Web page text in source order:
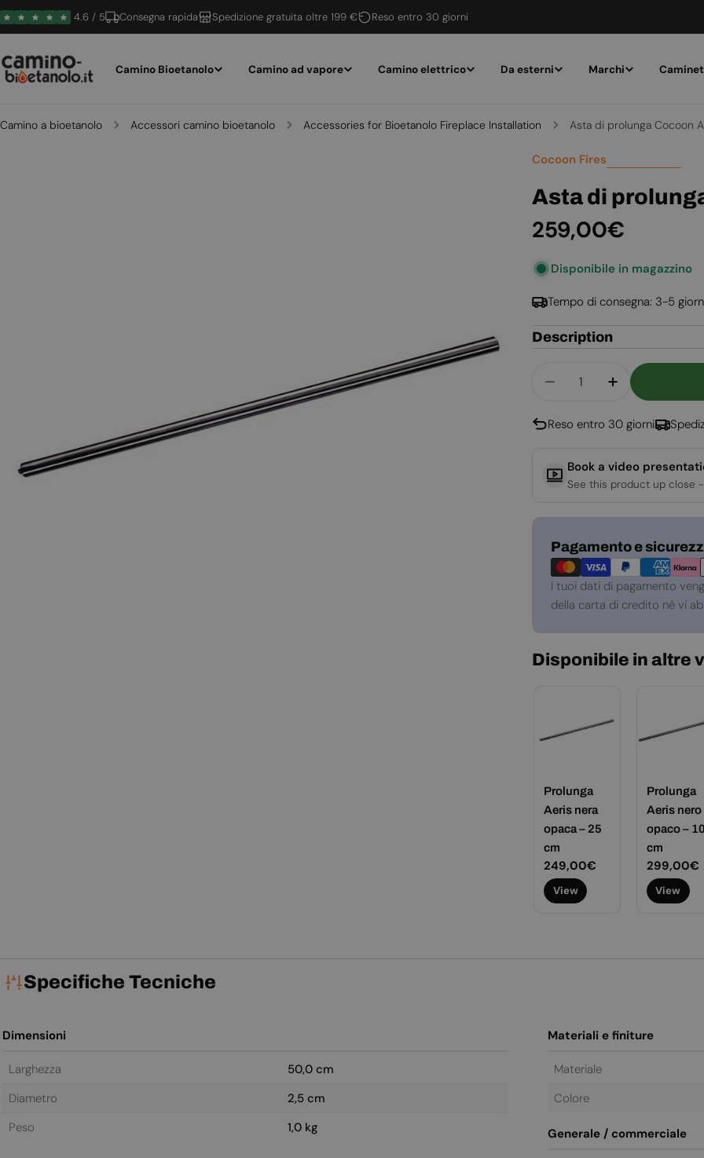
Vai
al
4.6 / 5 Consegna rapida Spedizione gratuita oltre 199 € Reso entro 30 giorni
Camino Bioetanolo Camino ad vapore Camino elettrico Da esterni Marchi
Camino a bioetanolo Accessori camino bioetanolo Accessories for Bioetanolo Fireplace Installation Asta di prolunga Cocoon
supporto 0 in modalità modale
Cocoon Fires
Asta di
Prezzo
normale
259,00€
Disponibile in magazzino
Tempo di consegna: 3-5
Description
Diminuisci LaAumenta La
Reso entro 30 giorni
Book a video
See this product up close
Pagamento e
Metodi
di
pagamento
I tuoi dati di pagamento
della carta di credito né vi
Disponibile in altre
Prolunga
Aeris nera
opaca – 25
cm
Prezzo
normale
249,00€
View
Prolunga
Aeris nero
opaco –
cm
Prezzo
normale
299,00€
View
Specifiche Tecniche
Dimensioni
Larghezza
50,0 cm
Diametro
2,5 cm
Peso
1,0 kg
Materiali e finiture
Materiale
Colore
Generale / commerciale